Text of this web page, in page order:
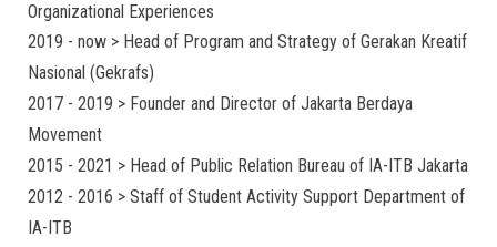
Organizational Experiences
2019 - now > Head of Program and Strategy of Gerakan Kreatif
Nasional (Gekrafs)
2017 - 2019 > Founder and Director of Jakarta Berdaya
Movement
2015 - 2021 > Head of Public Relation Bureau of IA-ITB Jakarta
2012 - 2016 > Staff of Student Activity Support Department of
IA-ITB